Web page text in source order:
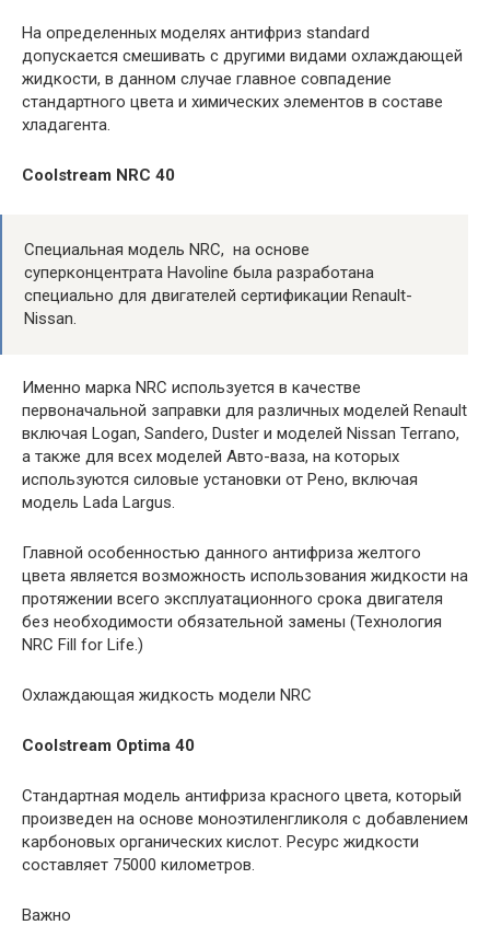
На определенных моделях антифриз standard
допускается смешивать с другими видами охлаждающей
жидкости, в данном случае главное совпадение
стандартного цвета и химических элементов в составе
хладагента.
Coolstream NRC 40
Специальная модель NRC, на основе
суперконцентрата Havoline была разработана
специально для двигателей сертификации Renault-
Nissan.
Именно марка NRC используется в качестве
первоначальной заправки для различных моделей Renault
включая Logan, Sandero, Duster и моделей Nissan Terrano,
а также для всех моделей Авто-ваза, на которых
используются силовые установки от Рено, включая
модель Lada Largus.
Главной особенностью данного антифриза желтого
цвета является возможность использования жидкости на
протяжении всего эксплуатационного срока двигателя
без необходимости обязательной замены (Технология
NRC Fill for Life.)
Охлаждающая жидкость модели NRC
Coolstream Optima 40
Стандартная модель антифриза красного цвета, который
произведен на основе моноэтиленгликоля с добавлением
карбоновых органических кислот. Ресурс жидкости
составляет 75000 километров.
Важно